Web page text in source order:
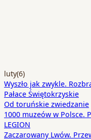
luty(6)
Wyszło jak zwykle.
Pałace Świętokrzyskie
Od toruńskie zwiedzanie
1000 muzeów w Polsce.
LEGION
Zaczarowany Lwów.